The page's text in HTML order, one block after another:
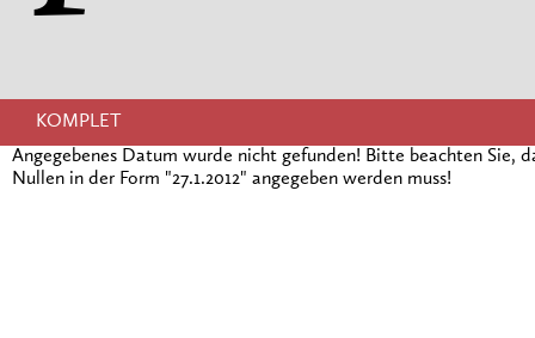
KOMPLET
Angegebenes Datum wurde nicht gefunden! Bitte beachten Sie,
Nullen in der Form "27.1.2012" angegeben werden muss!